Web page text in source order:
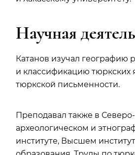
Научная
Катанов изучал географию
и классификацию тюркских
тюркской письменности.
Преподавал также в
археологическом и
институте, Высшем